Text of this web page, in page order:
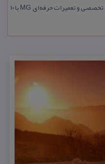
تعمیرگاه ام جی در مشهد | عیب‌یابی تخصصی و تعمیرات حرفه‌ای MG با ۱۰